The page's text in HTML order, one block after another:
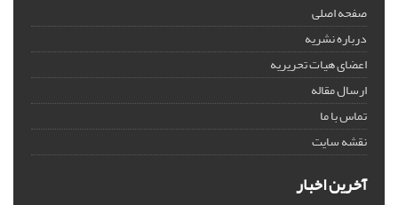
صفحه اصلی
درباره نشریه
اعضای هیات تحریریه
ارسال مقاله
تماس با ما
نقشه سایت
آخرین اخبار